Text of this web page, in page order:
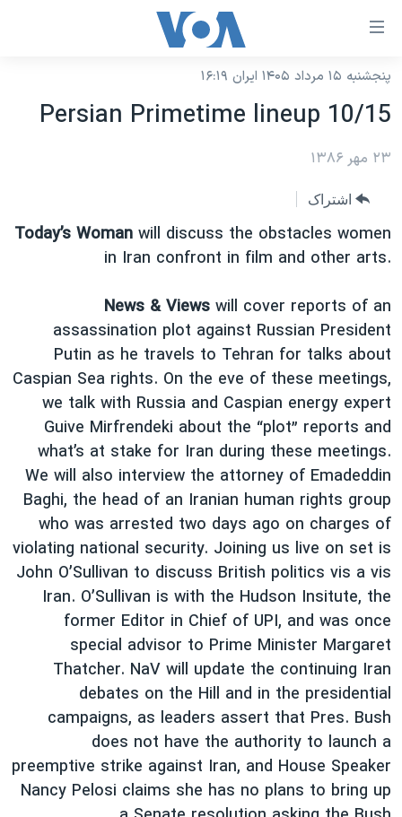
لینکهای
دسترسی
جهش
محتوای
جهش
به
صفحه
جهش
به
جستجو
نسخه سبک وب‌سایت
موضوع ها
ایران
جهان
گزیده‌ها
ویژه برنامه‌ها
ویدیوها
فرهنگ و زندگی
حقوق شهروندی
اقتصادی
علم و فناوری
اسرائیل در جنگ
گالری عکس
آرشیو پخش زنده
برنامه های تلویزیونی
جدول برنامه ها
صفحه‌های ویژه
عملیات خشم حماسی
۲۵۰سالگی آمریکا
بایگانی برنامه‌های تلویزیونی
مستندها
انتخابات ریاست جمهوری آمریکا ۲۰۲۴
حمله جمهوری اسلامی به اسرائیل
رمز مهسا
ورزش زنان در ایران
اعتراضات زن، زندگی، آزادی
مجموعه مستندهای دادخواهی
تریبونال مردمی آبان ۹۸
دادگاه حمید نوری
چهل سال گروگان‌گیری
قانون شفافیت دارائی کادر رهبری ایران
اعتراضات مردمی آبان ۹۸
اسرائیل در جنگ
پخش رادیویی
یادگیری زبان انگلیسی
دنبال کنید
زبانهای مختلف
پنجشنبه ۱۵ مرداد ۱۴۰۵ ایران ۱۶:۱۹
Persian Primetime lineup 10/15
۲۳ مهر ۱۳۸۶
اشتراک
Today’s Woman will discuss the obstacles women
in Iran confront in film and other arts.
News & Views will cover reports of an
assassination plot against Russian President
Putin as he travels to Tehran for talks about
Caspian Sea rights. On the eve of these meetings,
we talk with Russia and Caspian energy expert
Guive Mirfrendeki about the “plot” reports and
what’s at stake for Iran during these meetings.
We will also interview the attorney of Emadeddin
Baghi, the head of an Iranian human rights group
who was arrested two days ago on charges of
violating national security. Joining us live on set is
John O’Sullivan to discuss British politics vis a vis
Iran. O’Sullivan is with the Hudson Insitute, the
former Editor in Chief of UPI, and was once
special advisor to Prime Minister Margaret
Thatcher. NaV will update the continuing Iran
debates on the Hill and in the presidential
campaigns, as leaders assert that Pres. Bush
does not have the authority to launch a
preemptive strike against Iran, and House Speaker
Nancy Pelosi claims she has no plans to bring up